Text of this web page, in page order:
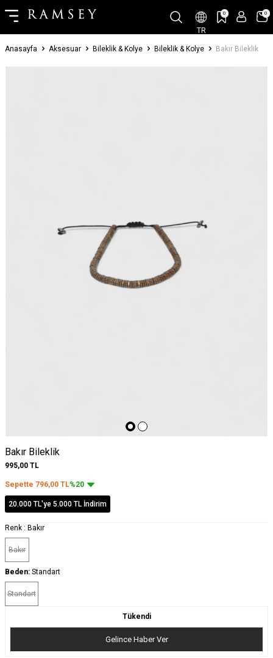
TR
0 0
Anasayfa Aksesuar Bileklik & Kolye Bileklik & Kolye Bakır Bileklik
Bakır Bileklik
995,00 TL
Sepette 796,00 TL%20
20.000 TL'ye 5.000 TL İndirim
Renk : Bakır
Bakır
Beden: Standart
Standart
Tükendi
Gelince Haber Ver